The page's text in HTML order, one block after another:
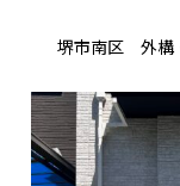
堺市南区 外構